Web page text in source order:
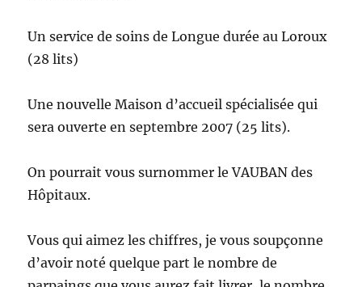
Un service de soins de Longue durée au Loroux
(28 lits)
Une nouvelle Maison d’accueil spécialisée qui
sera ouverte en septembre 2007 (25 lits).
On pourrait vous surnommer le VAUBAN des
Hôpitaux.
Vous qui aimez les chiffres, je vous soupçonne
d’avoir noté quelque part le nombre de